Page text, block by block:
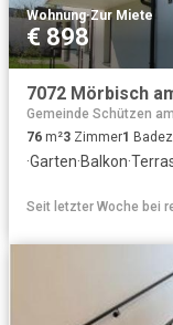
Wohnung·Zur Miete
€ 898
7072 Mörbisch
Gemeinde Schützen
76 m²3 Zimmer1
·Garten·Balkon·
Seit letzter Woche bei